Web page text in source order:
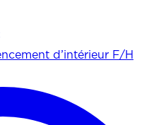
d’intérieur F/H